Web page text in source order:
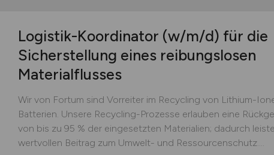
Logistik-Koordinator (w/m/d) für die
Sicherstellung eines reibungslosen
Materialflusses
Wir von Fortum sind Vorreiter im Recycling von Lithium-
Batterien. Unsere Recycling-Prozesse erlauben eine
von bis zu 95 % der eingesetzten Materialien; dadurch
wertvollen Beitrag zum Umwelt- und Ressourcenschutz....